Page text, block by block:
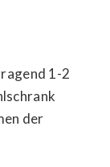
1-2
der